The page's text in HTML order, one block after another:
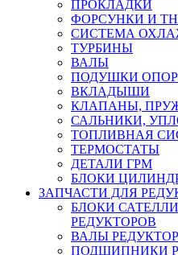
ПРОКЛАДКИ
ФОРСУНКИ И
СИСТЕМА
ТУРБИНЫ
ВАЛЫ
ПОДУШКИ
ВКЛАДЫШИ
КЛАПАНЫ,
САЛЬНИКИ,
ТОПЛИВНАЯ
ТЕРМОСТАТЫ
ДЕТАЛИ ГРМ
БЛОКИ
ЗАПЧАСТИ ДЛЯ
БЛОКИ
РЕДУКТОРОВ
ВАЛЫ
ПОДШИПНИКИ